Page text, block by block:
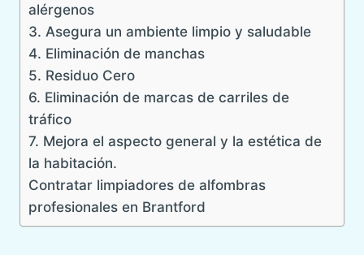
alérgenos
3. Asegura un ambiente limpio y saludable
4. Eliminación de manchas
5. Residuo Cero
6. Eliminación de marcas de carriles de
tráfico
7. Mejora el aspecto general y la estética de
la habitación.
Contratar limpiadores de alfombras
profesionales en Brantford